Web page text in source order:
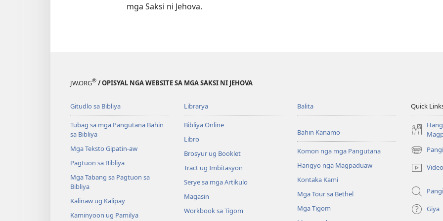
mga Saksi ni Jehova.
JW.ORG® / OPISYAL NGA WEBSITE SA MGA SAKSI NI JEHOVA
Gitudlo sa Bibliya
Tubag sa mga Pangutana Bahin
sa Bibliya
Mga Teksto Gipatin-aw
Pagtuon sa Bibliya
Mga Tabang sa Pagtuon sa
Bibliya
Kalinaw ug Kalipay
Kaminyoon ug Pamilya
Librarya
Bibliya Online
Libro
Brosyur ug Booklet
Tract ug Imbitasyon
Serye sa mga Artikulo
Magasin
Workbook sa Tigom
Balita
Bahin Kanamo
Komon nga mga Pangutana
Hangyo nga Magpaduaw
Kontaka Kami
Mga Tour sa Bethel
Mga Tigom
Quick
(mo-
open
ug
ong
Video
Giya